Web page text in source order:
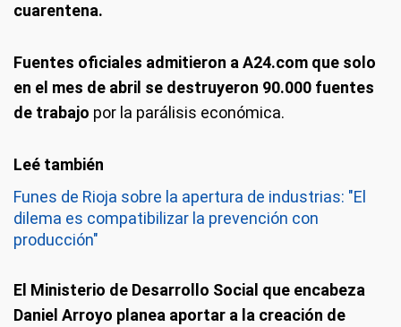
cuarentena.
Fuentes oficiales admitieron a A24.com que solo
en el mes de abril se destruyeron 90.000 fuentes
de trabajo por la parálisis económica.
Funes de Rioja sobre la apertura de industrias: "El
dilema es compatibilizar la prevención con
producción"
El Ministerio de Desarrollo Social que encabeza
Daniel Arroyo planea aportar a la creación de